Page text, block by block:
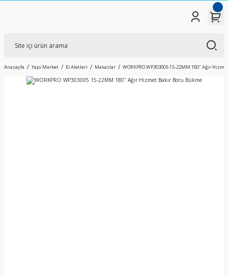
Anasayfa Yapı Market El Aletleri Makaslar WORKPRO WP303005 15-22MM 180˚ Ağır